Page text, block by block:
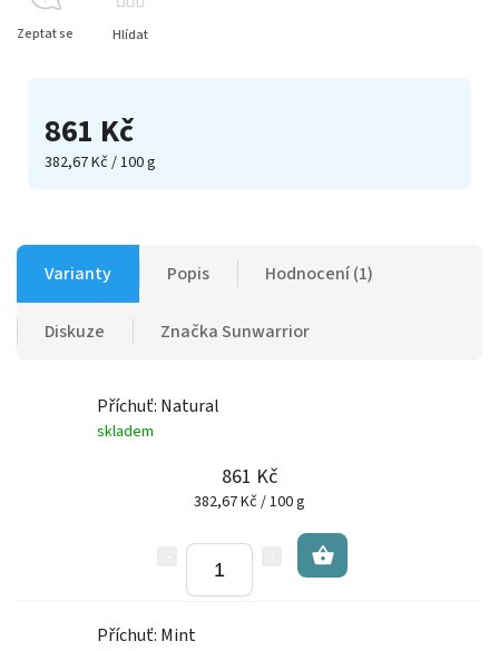
861 Kč
382,67 Kč / 100 g
Zeptat se Hlídat
Varianty Popis Hodnocení (1)
Diskuze ZnačkaSunwarrior
Příchuť: Natural
skladem
861 Kč
382,67 Kč / 100 g
Příchuť: Mint